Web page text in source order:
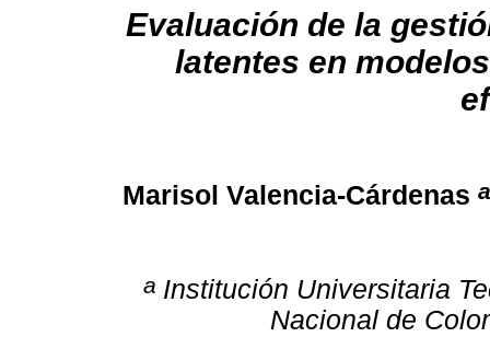
Evaluación de la
latentes en
Marisol Valencia-Cárdenas a
a Institución Universitaria
Nacional de